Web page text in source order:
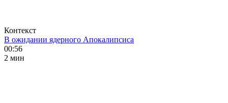
Контекст
В ожидании ядерного Апокалипсиса
00:56
2 мин